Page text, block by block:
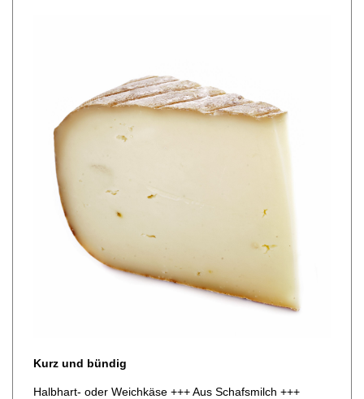
Kurz und bündig
Halbhart- oder Weichkäse +++ Aus Schafsmilch +++